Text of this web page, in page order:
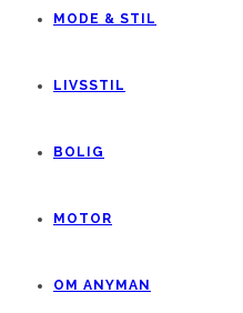
MODE & STIL
LIVSSTIL
BOLIG
MOTOR
OM ANYMAN